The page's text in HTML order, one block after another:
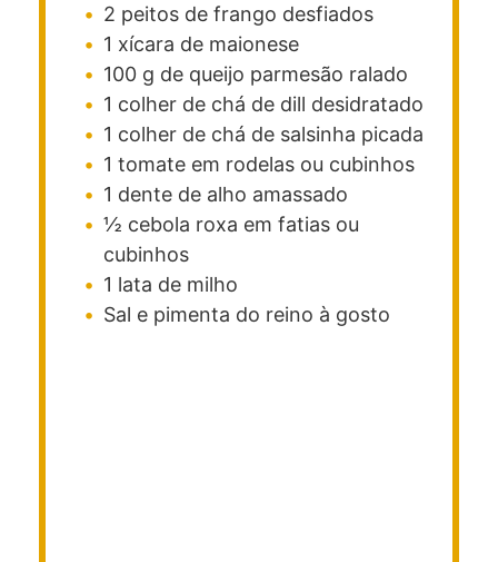
2 peitos de frango desfiados
1 xícara de maionese
100 g de queijo parmesão ralado
1 colher de chá de dill desidratado
1 colher de chá de salsinha picada
1 tomate em rodelas ou cubinhos
1 dente de alho amassado
½ cebola roxa em fatias ou
cubinhos
1 lata de milho
Sal e pimenta do reino à gosto